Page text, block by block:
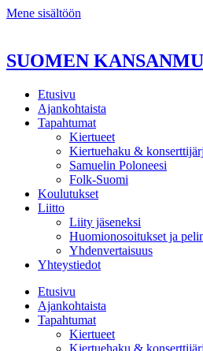
Mene sisältöön
SUOMEN
Etusivu
Ajankohtaista
Tapahtumat
Kiertueet
Kiertuehaku &
Samuelin Poloneesi
Folk-Suomi
Koulutukset
Liitto
Liity jäseneksi
Huomionosoitukset ja
Yhdenvertaisuus
Yhteystiedot
Etusivu
Ajankohtaista
Tapahtumat
Kiertueet
Kiertuehaku &